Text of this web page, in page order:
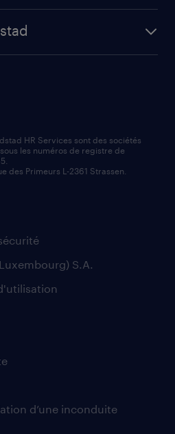
S.A.
d’une inconduite
HR Services sont des sociétés
les numéros de registre de
des Primeurs L-2361 Strassen.